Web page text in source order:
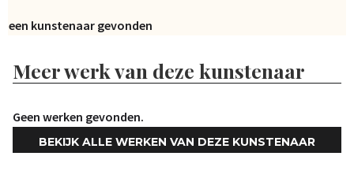
Geen kunstenaar gevonden
Meer werk van deze kunstenaar
Geen werken gevonden.
BEKIJK ALLE WERKEN VAN DEZE KUNSTENAAR